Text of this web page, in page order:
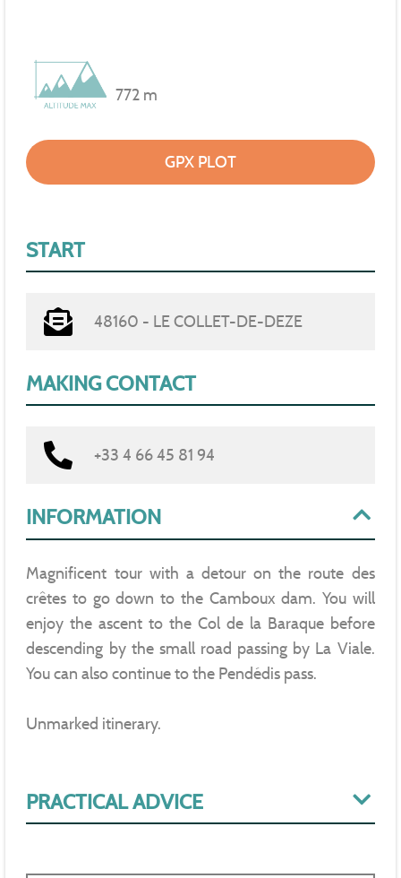
INFORMATION
Magnificent tour with a detour on the route des
crêtes to go down to the Camboux dam. You will
enjoy the ascent to the Col de la Baraque before
descending by the small road passing by La Viale.
You can also continue to the Pendédis pass.
Unmarked itinerary.
PRACTICAL ADVICE
772 m
GPX PLOT
START
48160 - LE COLLET-DE-DEZE
MAKING CONTACT
+33 4 66 45 81 94